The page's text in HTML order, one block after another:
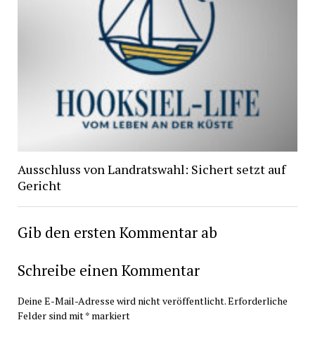
Ausschluss von Landratswahl: Sichert setzt auf
Gericht
Gib den ersten Kommentar ab
Schreibe einen Kommentar
Deine E-Mail-Adresse wird nicht veröffentlicht.Erforderliche
Felder sind mit*markiert